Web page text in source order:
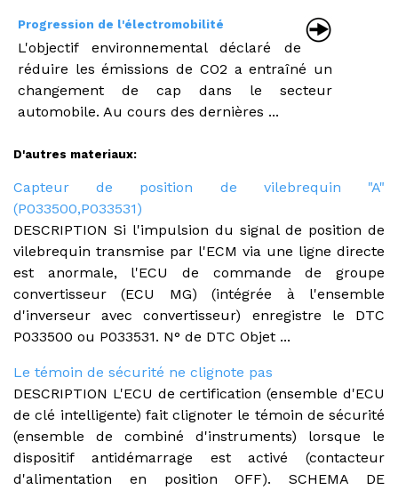
Progression de l'électromobilité
L'objectif environnemental déclaré de
réduire les émissions de CO2 a entraîné un
changement de cap dans le secteur
automobile. Au cours des dernières ...
D'autres materiaux:
Capteur de position de vilebrequin "A"
(P033500,P033531)
DESCRIPTION Si l'impulsion du signal de position de
vilebrequin transmise par l'ECM via une ligne directe
est anormale, l'ECU de commande de groupe
convertisseur (ECU MG) (intégrée à l'ensemble
d'inverseur avec convertisseur) enregistre le DTC
P033500 ou P033531. N° de DTC Objet ...
Le témoin de sécurité ne clignote pas
DESCRIPTION L'ECU de certification (ensemble d'ECU
de clé intelligente) fait clignoter le témoin de sécurité
(ensemble de combiné d'instruments) lorsque le
dispositif antidémarrage est activé (contacteur
d'alimentation en position OFF). SCHEMA DE